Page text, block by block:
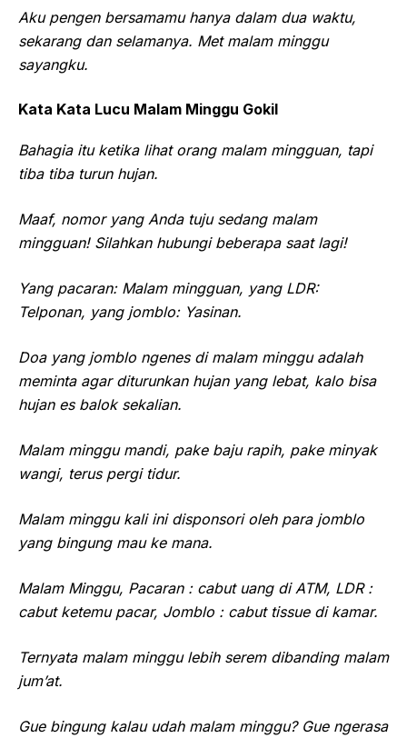
Aku pengen bersamamu hanya dalam dua waktu,
sekarang dan selamanya. Met malam minggu
sayangku.
Kata Kata Lucu Malam Minggu Gokil
Bahagia itu ketika lihat orang malam mingguan, tapi
tiba tiba turun hujan.
Maaf, nomor yang Anda tuju sedang malam
mingguan! Silahkan hubungi beberapa saat lagi!
Yang pacaran: Malam mingguan, yang LDR:
Telponan, yang jomblo: Yasinan.
Doa yang jomblo ngenes di malam minggu adalah
meminta agar diturunkan hujan yang lebat, kalo bisa
hujan es balok sekalian.
Malam minggu mandi, pake baju rapih, pake minyak
wangi, terus pergi tidur.
Malam minggu kali ini disponsori oleh para jomblo
yang bingung mau ke mana.
Malam Minggu, Pacaran : cabut uang di ATM, LDR :
cabut ketemu pacar, Jomblo : cabut tissue di kamar.
Ternyata malam minggu lebih serem dibanding malam
jum’at.
Gue bingung kalau udah malam minggu? Gue ngerasa